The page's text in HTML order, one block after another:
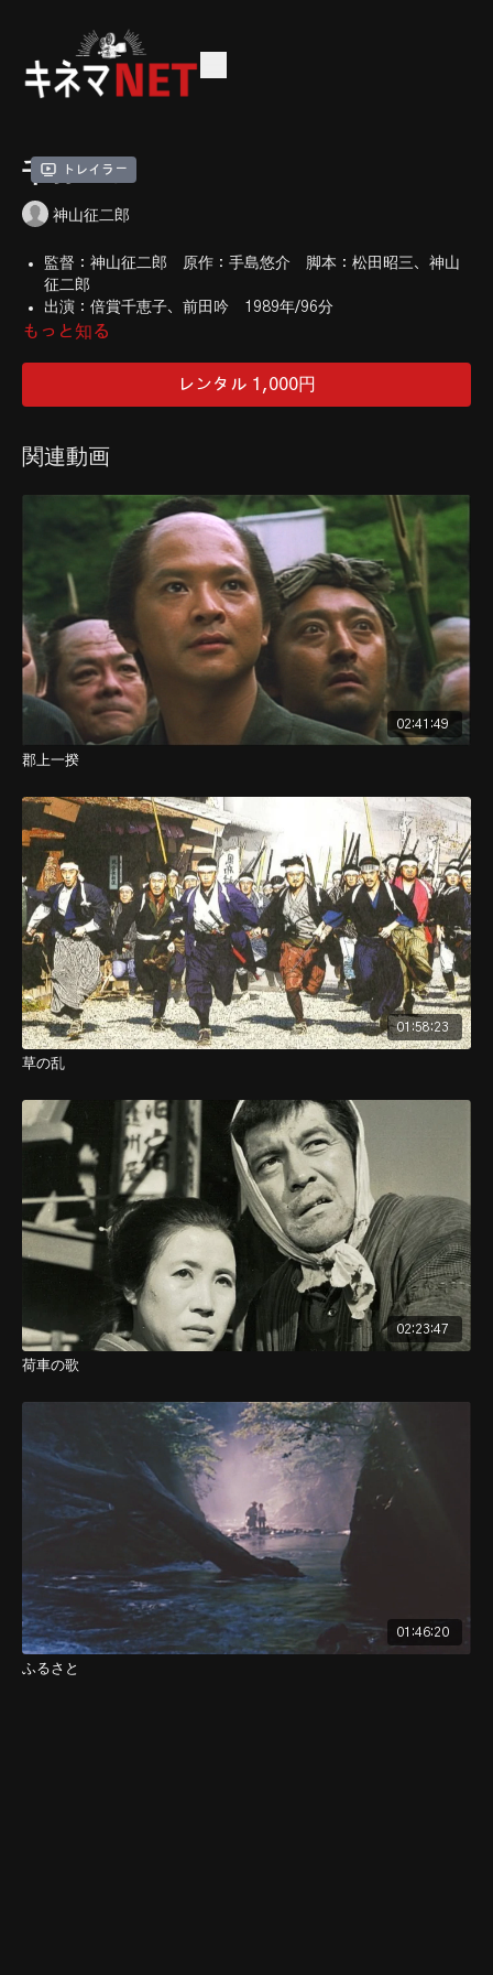
トレイラー
千羽づる
神山征二郎
監督：神山征二郎 原作：手島悠介 脚本：松田昭三、神山
征二郎
出演：倍賞千恵子、前田吟 1989年/96分
の白血病であると宣告される。持ち前の明るさで元気にふるまう少女
は千羽鶴に祈りを込めて病と闘うが…。「ふるさと」の神山征二郎監督
もっと知る
レンタル 1,000円
関連動画
02:41:49
郡上一揆
01:58:23
草の乱
02:23:47
荷車の歌
01:46:20
ふるさと